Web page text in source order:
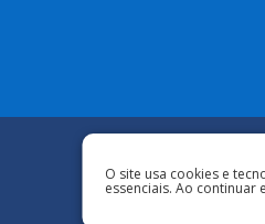
Redes
O site usa cookies e
essenciais. Ao continuar